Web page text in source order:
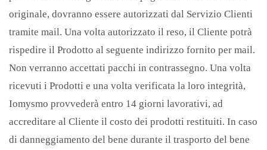
originale, dovranno essere autorizzati dal Servizio Clienti
tramite mail. Una volta autorizzato il reso, il Cliente potrà
rispedire il Prodotto al seguente indirizzo fornito per mail.
Non verranno accettati pacchi in contrassegno. Una volta
ricevuti i Prodotti e una volta verificata la loro integrità,
Iomysmo provvederà entro 14 giorni lavorativi, ad
accreditare al Cliente il costo dei prodotti restituiti. In caso
di danneggiamento del bene durante il trasporto del bene